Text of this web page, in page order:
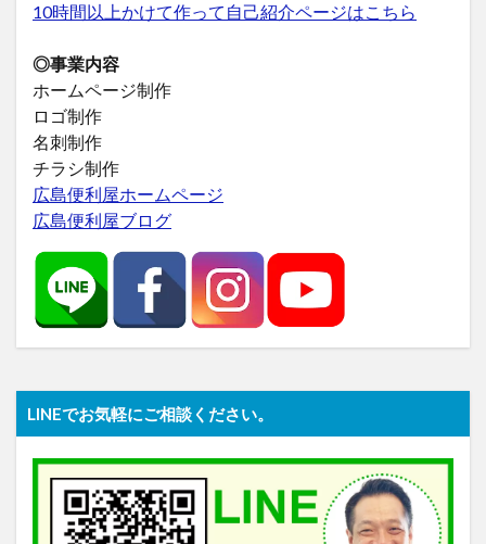
10時間以上かけて作って自己紹介ページはこちら
◎事業内容
ホームページ制作
ロゴ制作
名刺制作
チラシ制作
広島便利屋ホームページ
広島便利屋ブログ
LINEでお気軽にご相談ください。